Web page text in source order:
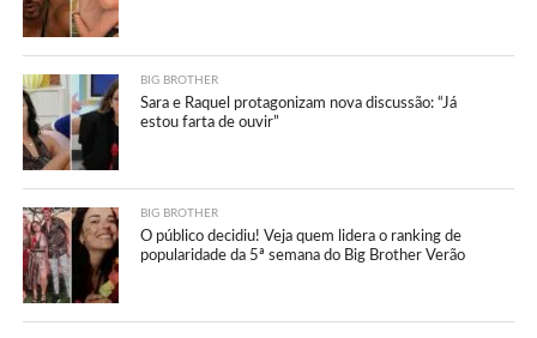
BIG BROTHER
Sara e Raquel protagonizam nova discussão: “Já
estou farta de ouvir”
BIG BROTHER
O público decidiu! Veja quem lidera o ranking de
popularidade da 5ª semana do Big Brother Verão